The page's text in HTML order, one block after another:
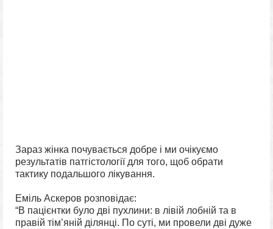
Зараз жінка почувається добре і ми очікуємо
результатів патгістології для того, щоб обрати
тактику подальшого лікування.
Еміль Аскеров розповідає:
“В пацієнтки було дві пухлини: в лівій лобній та в
правій тім’яній ділянці. По суті, ми провели дві дуже